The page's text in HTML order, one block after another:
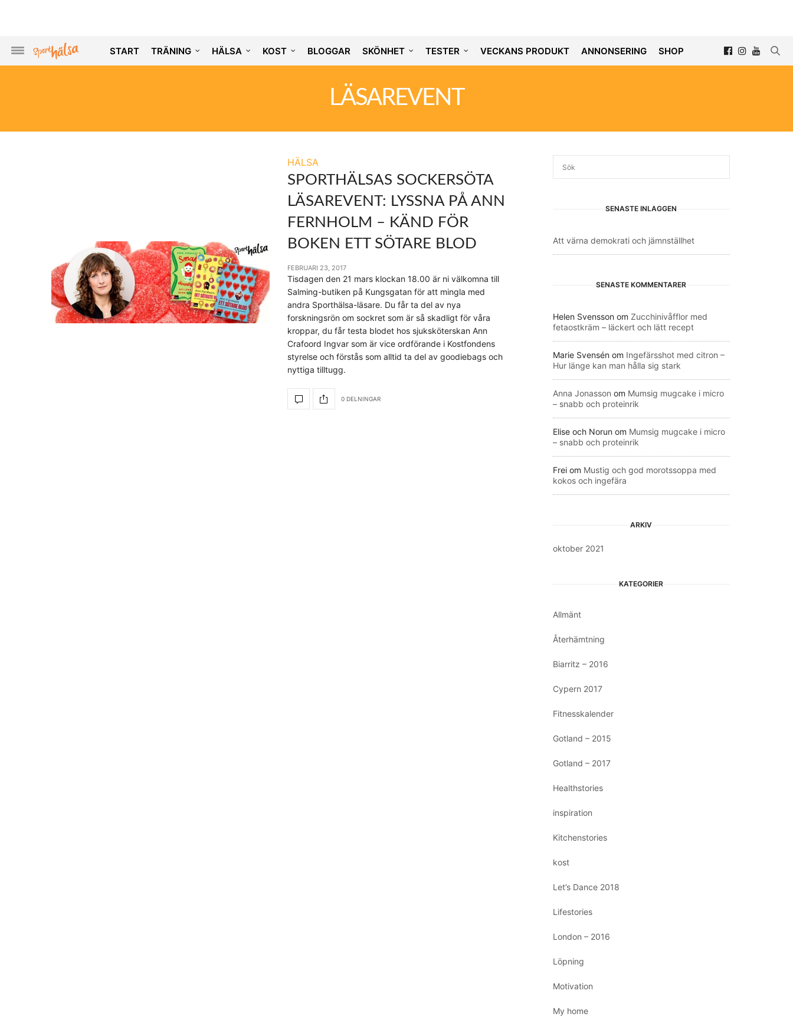
START TRÄNING HÄLSA KOST BLOGGAR SKÖNHET TESTER VECKANS PRODUKT ANNONSERING SHOP
LÄSAREVENT
HÄLSA
SPORTHÄLSAS SOCKERSÖTA
LÄSAREVENT: LYSSNA PÅ ANN
FERNHOLM – KÄND FÖR
BOKEN ETT SÖTARE BLOD
FEBRUARI 23, 2017
Tisdagen den 21 mars klockan 18.00 är ni välkomna till
Salming-butiken på Kungsgatan för att mingla med
andra Sporthälsa-läsare. Du får ta del av nya
forskningsrön om sockret som är så skadligt för våra
kroppar, du får testa blodet hos sjuksköterskan Ann
Crafoord Ingvar som är vice ordförande i Kostfondens
styrelse och förstås som alltid ta del av goodiebags och
nyttiga tilltugg.
0 DELNINGAR
SENASTE INLÄGGEN
Att värna demokrati och jämnställhet
SENASTE KOMMENTARER
Helen Svensson om Zucchinivåfflor med
fetaostkräm – läckert och lätt recept
Marie Svensén om Ingefärsshot med citron –
Hur länge kan man hålla sig stark
Anna Jonasson om Mumsig mugcake i micro
– snabb och proteinrik
Elise och Norun om Mumsig mugcake i micro
– snabb och proteinrik
Frei om Mustig och god morotssoppa med
kokos och ingefära
ARKIV
oktober 2021
KATEGORIER
Allmänt
Återhämtning
Biarritz – 2016
Cypern 2017
Fitnesskalender
Gotland – 2015
Gotland – 2017
Healthstories
inspiration
Kitchenstories
kost
Let’s Dance 2018
Lifestories
London – 2016
Löpning
Motivation
My home